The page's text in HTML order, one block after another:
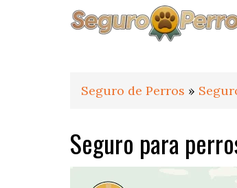
Seguro de Perros »
Seguro para